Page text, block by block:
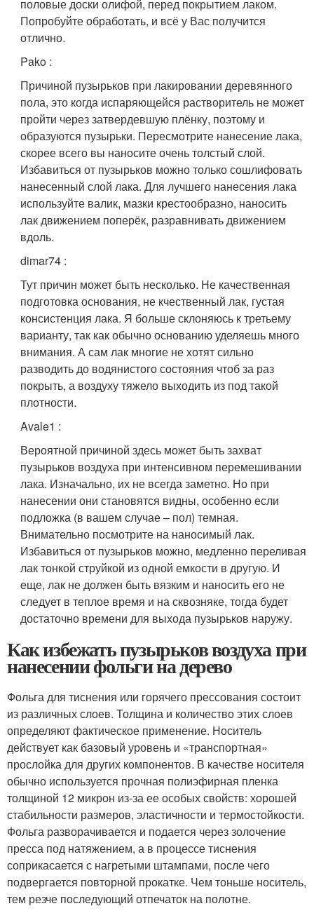
половые доски олифой, перед покрытием лаком.
Попробуйте обработать, и всё у Вас получится
отлично.
Pako :
Причиной пузырьков при лакировании деревянного
пола, это когда испаряющейся растворитель не может
пройти через затвердевшую плёнку, поэтому и
образуются пузырьки. Пересмотрите нанесение лака,
скорее всего вы наносите очень толстый слой.
Избавиться от пузырьков можно только сошлифовать
нанесенный слой лака. Для лучшего нанесения лака
используйте валик, мазки крестообразно, наносить
лак движением поперёк, разравнивать движением
вдоль.
dimar74 :
Тут причин может быть несколько. Не качественная
подготовка основания, не кчественный лак, густая
консистенция лака. Я больше склоняюсь к третьему
варианту, так как обычно основанию уделяешь много
внимания. А сам лак многие не хотят сильно
разводить до водянистого состояния чтоб за раз
покрыть, а воздуху тяжело выходить из под такой
плотности.
Avale1 :
Вероятной причиной здесь может быть захват
пузырьков воздуха при интенсивном перемешивании
лака. Изначально, их не всегда заметно. Но при
нанесении они становятся видны, особенно если
подложка (в вашем случае – пол) темная.
Внимательно посмотрите на наносимый лак.
Избавиться от пузырьков можно, медленно переливая
лак тонкой струйкой из одной емкости в другую. И
еще, лак не должен быть вязким и наносить его не
следует в теплое время и на сквозняке, тогда будет
достаточно времени для выхода пузырьков наружу.
Как избежать пузырьков воздуха при
нанесении фольги на дерево
Фольга для тиснения или горячего прессования состоит
из различных слоев. Толщина и количество этих слоев
определяют фактическое применение. Носитель
действует как базовый уровень и «транспортная»
прослойка для других компонентов. В качестве носителя
обычно используется прочная полиэфирная пленка
толщиной 12 микрон из-за ее особых свойств: хорошей
стабильности размеров, эластичности и термостойкости.
Фольга разворачивается и подается через золочение
пресса под натяжением, а в процессе тиснения
соприкасается с нагретыми штампами, после чего
подвергается повторной прокатке. Чем тоньше носитель,
тем резче последующий отпечаток на полотне.